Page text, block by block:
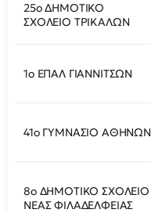
25ο ΔΗΜΟΤΙΚΟ
ΣΧΟΛΕΙΟ ΤΡΙΚΑΛΩΝ
1ο ΕΠΑΛ ΓΙΑΝΝΙΤΣΩΝ
41ο ΓΥΜΝΑΣΙΟ ΑΘΗΝΩΝ
8ο ΔΗΜΟΤΙΚΟ ΣΧΟΛΕΙΟ
ΝΕΑΣ ΦΙΛΑΔΕΛΦΕΙΑΣ